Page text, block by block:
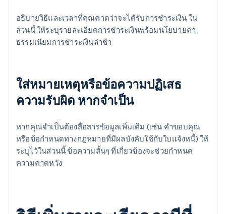
อธิบายวิธีและเวลาที่คุณคาดว่าจะได้รับการชําระเงิน ใน
ส่วนนี้ ให้ระบุรายละเอียดการชําระเงินพร้อมนโยบายค่า
ธรรมเนียมการชําระเงินล่าช้า
ใส่หมายเหตุหรือข้อความปฏิเสธ
ความรับผิด หากจําเป็น
หากคุณจําเป็นต้องสื่อสารข้อมูลเพิ่มเติม (เช่น คําขอบคุณ
หรือข้อกําหนดทางกฎหมายที่มีผลบังคับใช้กับใบแจ้งหนี้) ให้
ระบุไว้ในส่วนนี้ ข้อความสั้นๆ ที่เกี่ยวข้องจะช่วยกําหนด
ความคาดหวัง